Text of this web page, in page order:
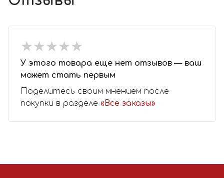
★★★★★
★★★★★
У этого товара еще нет отзывов — ваш
может стать первым
Поделитесь своим мнением после
покупки в разделе «Все заказы»